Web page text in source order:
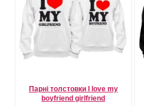
Парні толстовки I love my
boyfriend girlfriend